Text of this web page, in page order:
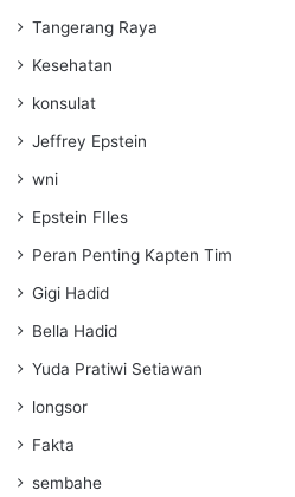
Tangerang Raya
Kesehatan
konsulat
Jeffrey Epstein
wni
Epstein FIles
Peran Penting Kapten Tim
Gigi Hadid
Bella Hadid
Yuda Pratiwi Setiawan
longsor
Fakta
sembahe